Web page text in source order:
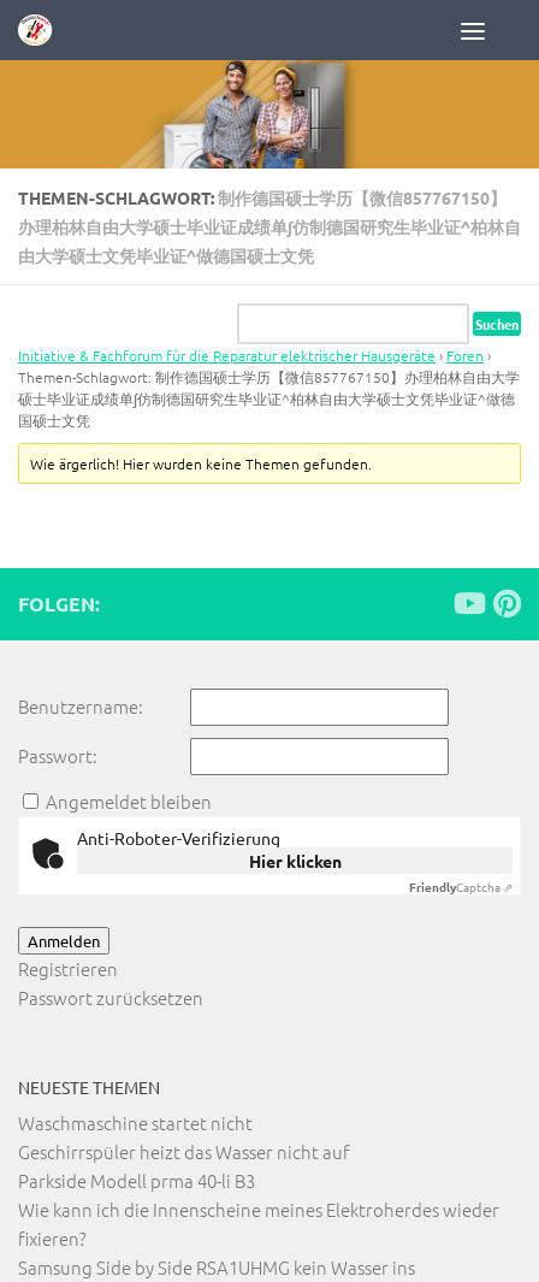
Zum Inhalt springen
THEMEN-SCHLAGWORT:制作德国硕士学历【微信857767150】
办理柏林自由大学硕士毕业证成绩单∫仿制德国研究生毕业证^柏林自
由大学硕士文凭毕业证^做德国硕士文凭
Initiative & Fachforum für die Reparatur elektrischer Hausgeräte › Foren ›
Themen-Schlagwort: 制作德国硕士学历【微信857767150】办理柏林自由大学
硕士毕业证成绩单∫仿制德国研究生毕业证^柏林自由大学硕士文凭毕业证^做德
国硕士文凭
Wie ärgerlich! Hier wurden keine Themen gefunden.
FOLGEN:
Benutzername:
Passwort:
Angemeldet bleiben
Anti-Roboter-Verifizierung
Hier klicken
FriendlyCaptcha ⇗
Anmelden
Registrieren
Passwort zurücksetzen
NEUESTE THEMEN
Waschmaschine startet nicht
Geschirrspüler heizt das Wasser nicht auf
Parkside Modell prma 40-li B3
Wie kann ich die Innenscheine meines Elektroherdes wieder
fixieren?
Samsung Side by Side RSA1UHMG kein Wasser ins